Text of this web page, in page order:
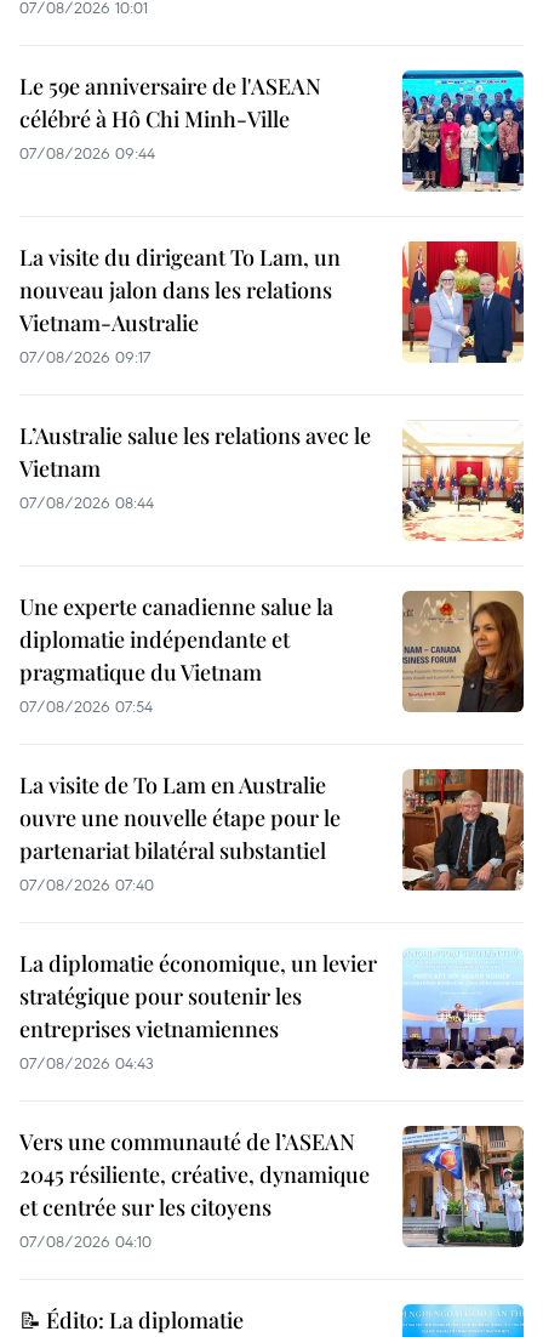
07/08/2026 10:01
Le 59e anniversaire de l'ASEAN
célébré à Hô Chi Minh-Ville
07/08/2026 09:44
La visite du dirigeant To Lam, un
nouveau jalon dans les relations
Vietnam-Australie
07/08/2026 09:17
L’Australie salue les relations avec le
Vietnam
07/08/2026 08:44
Une experte canadienne salue la
diplomatie indépendante et
pragmatique du Vietnam
07/08/2026 07:54
La visite de To Lam en Australie
ouvre une nouvelle étape pour le
partenariat bilatéral substantiel
07/08/2026 07:40
La diplomatie économique, un levier
stratégique pour soutenir les
entreprises vietnamiennes
07/08/2026 04:43
Vers une communauté de l’ASEAN
2045 résiliente, créative, dynamique
et centrée sur les citoyens
07/08/2026 04:10
📝 Édito: La diplomatie